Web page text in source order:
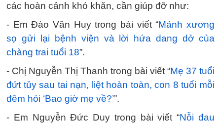
các hoàn cảnh khó khăn, cần giúp đỡ như:
- Em Đào Văn Huy trong bài viết “Mảnh xương
sọ gửi lại bệnh viện và lời hứa dang dở của
chàng trai tuổi 18”.
- Chị Nguyễn Thị Thanh trong bài viết “Mẹ 37 tuổi
đứt tủy sau tai nạn, liệt hoàn toàn, con 8 tuổi mỗi
đêm hỏi ‘Bao giờ mẹ về?’”.
- Em Nguyễn Đức Duy trong bài viết “Nỗi đau